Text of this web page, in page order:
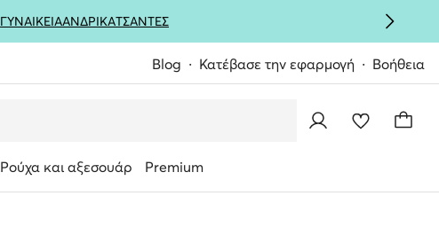
ΓΥΝΑΙΚΕΙΑΑΝΔΡΙΚΑΤΣΑΝΤΕΣ
Blog Κατέβασε την εφαρμογή Βοήθεια
Ρούχα και αξεσουάρ Premium